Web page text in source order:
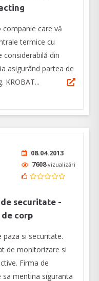
companie care vă
termice cu
din
asigurând partea de
KROBAT...
08.04.2013
7608vizualizări
de securitate -
corp
si securitate.
de monitorizare si
Firma de
sa mentina siguranta